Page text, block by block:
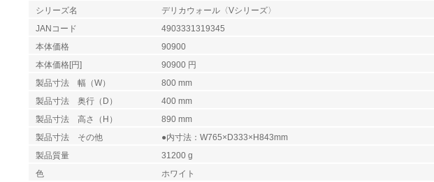
シリーズ名
デリカウォール〈Vシリーズ〉
JANコード
4903331319345
本体価格
90900
本体価格[円]
90900 円
製品寸法 幅（W）
800 mm
製品寸法 奥行（D）
400 mm
製品寸法 高さ（H）
890 mm
製品寸法 その他
●内寸法：W765×D333×H843mm
製品質量
31200 g
色
ホワイト